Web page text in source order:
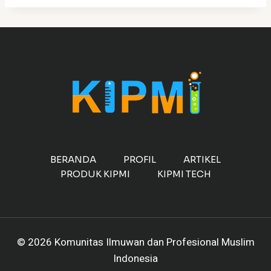
BERANDA PROFIL
ARTIKEL
PRODUK KIPMI
KIPMI TECH
© 2026 Komunitas Ilmuwan dan Profesional Muslim
Indonesia